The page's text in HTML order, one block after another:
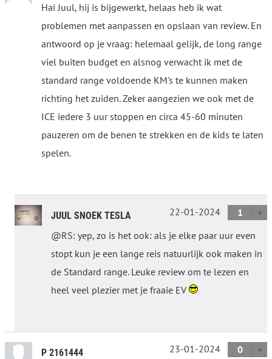
Hai Juul, hij is bijgewerkt, helaas heb ik wat
problemen met aanpassen en opslaan van review. En
antwoord op je vraag: helemaal gelijk, de long range
viel buiten budget en alsnog verwacht ik met de
standard range voldoende KM's te kunnen maken
richting het zuiden. Zeker aangezien we ook met de
ICE iedere 3 uur stoppen en circa 45-60 minuten
pauzeren om de benen te strekken en de kids te laten
spelen.
JUUL SNOEK TESLA 22-01-2024
1
@RS: yep, zo is het ook: als je elke paar uur even
stopt kun je een lange reis natuurlijk ook maken in
de Standard range. Leuke review om te lezen en
heel veel plezier met je fraaie EV
P 2161444 23-01-2024
0